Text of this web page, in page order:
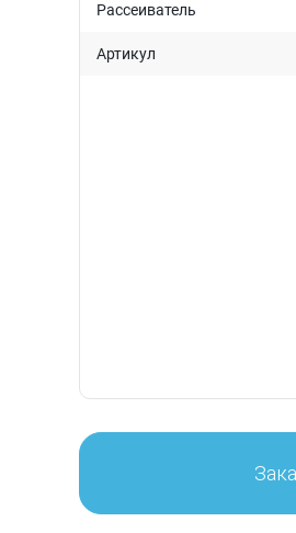
Рассеиватель
Артикул